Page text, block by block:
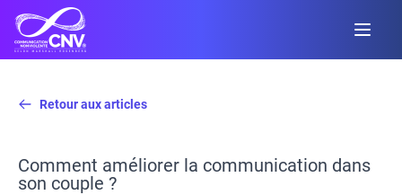
Retour aux articles
Comment améliorer la communication dans
son couple ?